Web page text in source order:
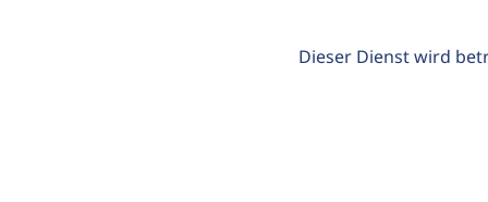
Dieser Dienst wird